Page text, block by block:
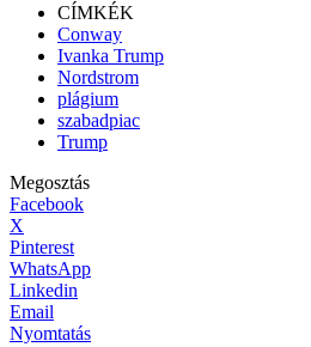
CÍMKÉK
Conway
Ivanka Trump
Nordstrom
plágium
szabadpiac
Trump
Megosztás
Facebook
X
Pinterest
WhatsApp
Linkedin
Email
Nyomtatás